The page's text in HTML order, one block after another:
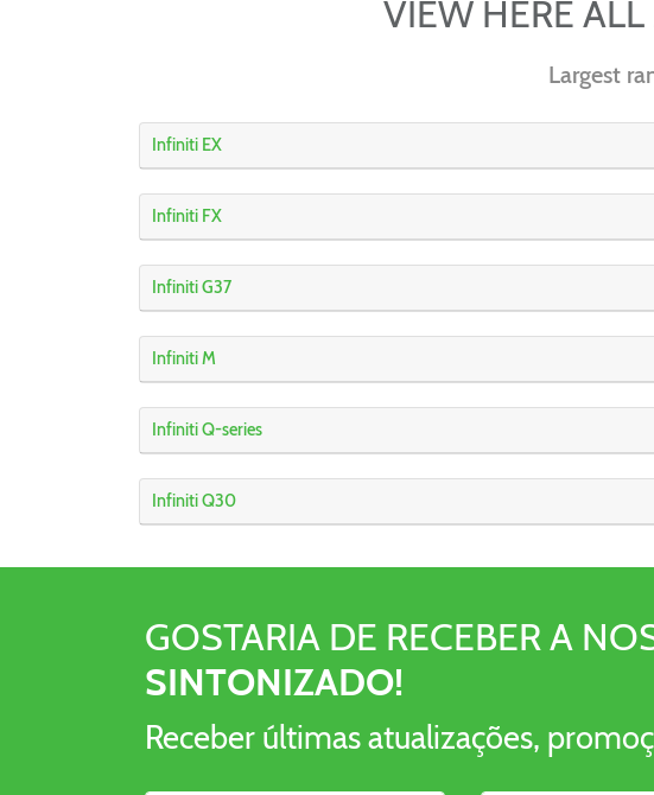
VIEW HERE
Largest
Infiniti EX
Infiniti FX
Infiniti G37
Infiniti M
Infiniti Q-series
Infiniti Q30
GOSTARIA DE RECEBER A
SINTONIZADO!
Receber últimas atualizações,